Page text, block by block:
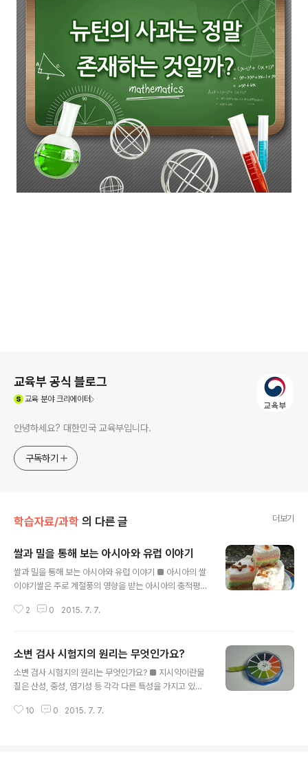
교육부 공식 블로그
교육분야 크리에이터
안녕하세요? 대한민국 교육부입니다.
구독하기
학습자료/과학 의 다른 글 더보기
쌀과 밀을 통해 보는 아시아와 유럽 이야기
쌀과 밀을 통해 보는 아시아와 유럽 이야기 ■ 아시아의 쌀
이야기쌀은 주로 계절풍의 영향을 받는 아시아의 충적평야
배되고 있지만 아시아에서 생산되는 양이 전체 생산량의 9
많은 노동력을 필요로하기 때문에, 쌀 생산지는 인구 밀도
가 높습니다. 쌀은 생산지가 곧 소비지가 되어 국제적인 이
동량이 적은 작물입니다. 최근에는 수출을 목적으로 미국
발히 이루어지고 있습니다. ▲쌀의 국제적 이동(출처: 에듀
2 0 2015. 7. 7.
소변 검사 시험지의 원리는 무엇인가요?
소변 검사 시험지의 원리는 무엇인가요? ■ 지시약이란물
질은 산성, 중성, 염기성 등 각각 다른 특성을 가지고 있습
액이 가지고 있는 산의 세기를 측정함으로써 알 수 있는데,
10 0 2015. 7. 7.